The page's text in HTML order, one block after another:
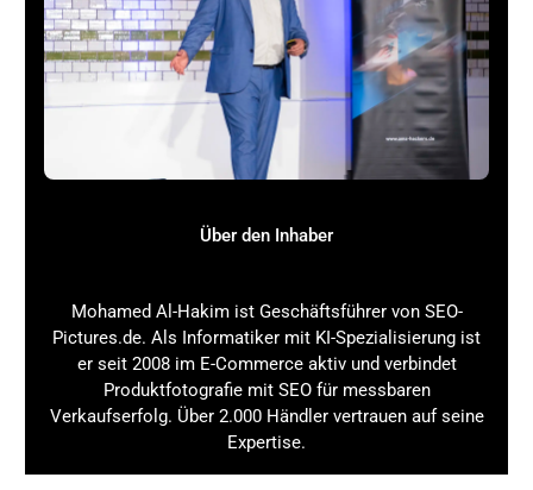
kreativ & flexibel
Nachteile:
nicht immer zulässig auf Marktplätzen
Glaubwürdigkeit kann leiden
Kontrolle über Details begrenzt
Was kosten professionelle Amazon
Wenn du es ernst meinst mit deinemE-Commerce-
Geschäft oder Amazon-FBA, führt kaum ein Weg an
professionellenProduktfotosvorbei. Agenturen
bieten Komplettlösungen inklusiveRetusche ,
Freisteller, Lifestyle-Bildern und sogar Video-
Content.
Über den Inhaber
Mohamed Al-Hakim ist Geschäftsführer von SEO-
Pictures.de. Als Informatiker mit KI-Spezialisierung ist
er seit 2008 im E-Commerce aktiv und verbindet
Produktfotografie mit SEO für messbaren
Verkaufserfolg. Über 2.000 Händler vertrauen auf seine
Expertise.